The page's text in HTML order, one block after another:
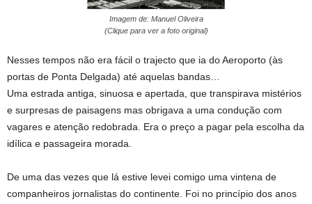
Imagem de: Manuel Oliveira
(Clique para ver a foto original)
Nesses tempos não era fácil o trajecto que ia do Aeroporto (às
portas de Ponta Delgada) até aquelas bandas…
Uma estrada antiga, sinuosa e apertada, que transpirava mistérios
e surpresas de paisagens mas obrigava a uma condução com
vagares e atenção redobrada. Era o preço a pagar pela escolha da
idílica e passageira morada.
De uma das vezes que lá estive levei comigo uma vintena de
companheiros jornalistas do continente. Foi no princípio dos anos